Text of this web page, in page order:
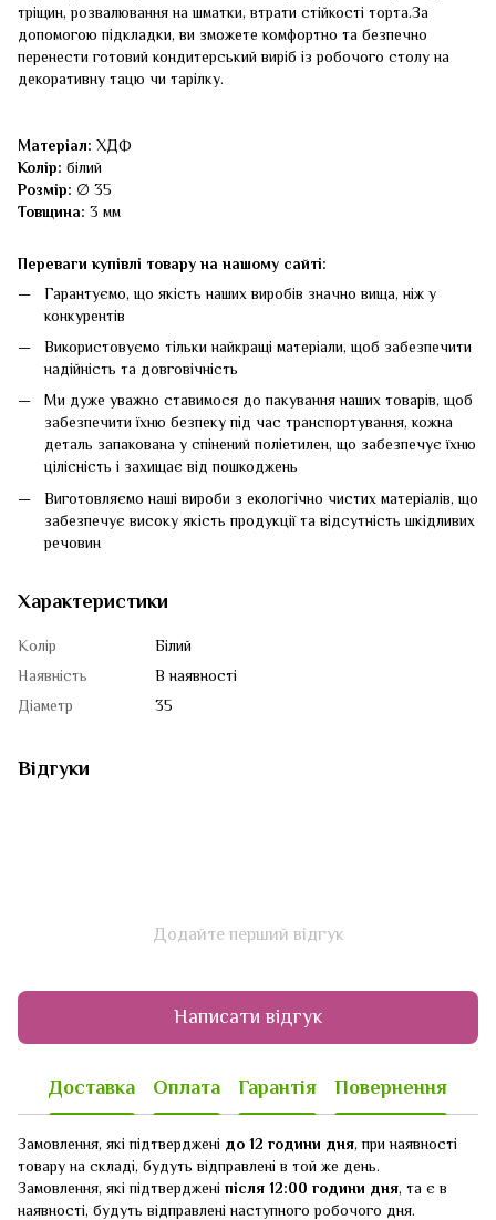
тріщин, розвалювання на шматки, втрати стійкості торта.За
допомогою підкладки, ви зможете комфортно та безпечно
перенести готовий кондитерський виріб із робочого столу на
декоративну тацю чи тарілку.
Матеріал: ХДФ
Колір: білий
Розмір: ∅ 35
Товщина: 3 мм
Переваги купівлі товару на нашому сайті:
Гарантуємо, що якість наших виробів значно вища, ніж у
конкурентів
Використовуємо тільки найкращі матеріали, щоб забезпечити
надійність та довговічність
Ми дуже уважно ставимося до пакування наших товарів, щоб
забезпечити їхню безпеку під час транспортування, кожна
деталь запакована у спінений поліетилен, що забезпечує їхню
цілісність і захищає від пошкоджень
Виготовляємо наші вироби з екологічно чистих матеріалів, що
забезпечує високу якість продукції та відсутність шкідливих
речовин
Характеристики
Колір
Білий
Наявність
В наявності
Діаметр
35
Відгуки
Додайте перший відгук
Написати відгук
Доставка Оплата Гарантія Повернення
Замовлення, які підтверджені до 12 години дня, при наявності
товару на складі, будуть відправлені в той же день.
Замовлення, які підтверджені після 12:00 години дня, та є в
наявності, будуть відправлені наступного робочого дня.